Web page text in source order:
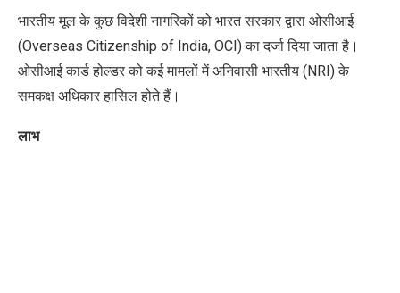
भारतीय मूल के कुछ विदेशी नागरिकों को भारत सरकार द्वारा ओसीआई
(Overseas Citizenship of India, OCI) का दर्जा दिया जाता है।
ओसीआई कार्ड होल्डर को कई मामलों में अनिवासी भारतीय (NRI) के
समकक्ष अधिकार हासिल होते हैं।
लाभ